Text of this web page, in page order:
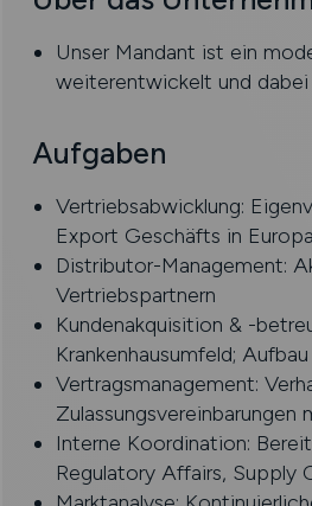
Unser Mandant ist ein
weiterentwickelt und
Aufgaben
Vertriebsabwicklung:
Export Geschäfts in
Distributor-Management:
Vertriebspartnern
Kundenakquisition & -
Krankenhausumfeld;
Vertragsmanagement:
Zulassungsvereinbarungen
Interne Koordination:
Regulatory Affairs, Supply